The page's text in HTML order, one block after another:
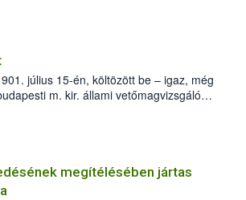
július 15-én, költözött be – igaz, még
m. kir. állami vetőmagvizsgáló
utca 15. szám alatti, Czigler Győző által
megítélésében jártas